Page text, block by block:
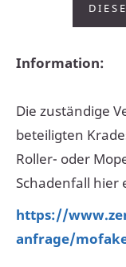
Information:
Die zuständige
beteiligten
Roller- oder
Schadenfall hier
https://
anfrage/